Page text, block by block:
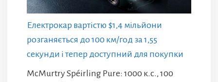
Електрокар вартістю $1,4 мільйони
розганяється до 100 км/год за 1,55
секунди і тепер доступний для покупки
McMurtry Spéirling Pure: 1000 к.с., 100